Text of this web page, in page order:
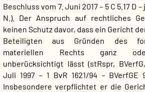
Beschluss vom 7. Juni 2017 – 5 C 5.17 D –
N.). Der Anspruch auf rechtliches
keinen Schutz davor, dass ein Gericht
Beteiligten aus Gründen des
materiellen Rechts ganz
unberücksichtigt lässt (stRspr,
Juli 1997 – 1 BvR 1621/94 – BVerfGE
Insbesondere verpflichtet er die